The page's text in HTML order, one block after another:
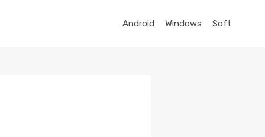
Android Windows Soft